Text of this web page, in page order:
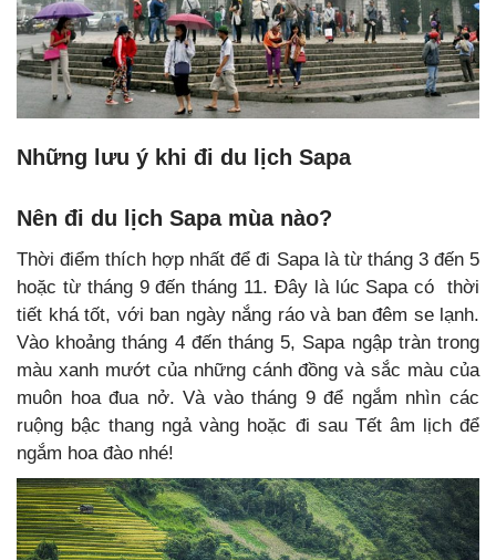
Những lưu ý khi đi du lịch Sapa
Nên đi du lịch Sapa mùa nào?
Thời điểm thích hợp nhất để đi Sapa là từ tháng 3 đến 5
hoặc từ tháng 9 đến tháng 11. Đây là lúc Sapa có thời
tiết khá tốt, với ban ngày nắng ráo và ban đêm se lạnh.
Vào khoảng tháng 4 đến tháng 5, Sapa ngập tràn trong
màu xanh mướt của những cánh đồng và sắc màu của
muôn hoa đua nở. Và vào tháng 9 để ngắm nhìn các
ruộng bậc thang ngả vàng hoặc đi sau Tết âm lịch để
ngắm hoa đào nhé!